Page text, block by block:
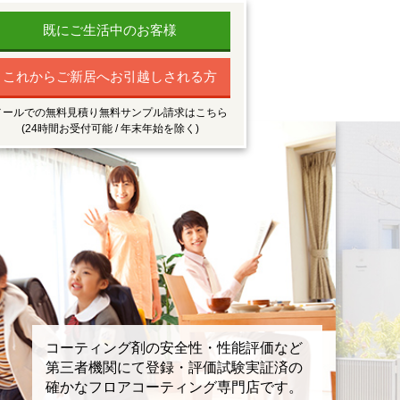
既にご生活中のお客様
これからご新居へお引越しされる方
ールでの無料見積り無料サンプル請求はこちら
(24時間お受付可能 / 年末年始を除く)
コーティング剤の安全性・性能評価など
第三者機関にて登録・評価試験実証済の
確かなフロアコーティング専門店です。